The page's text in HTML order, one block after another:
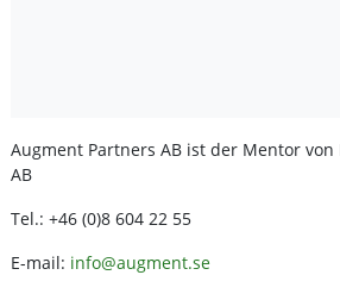
Augment Partners AB ist der Mentor
AB
Tel.: +46 (0)8 604 22 55
E-mail: info@augment.se